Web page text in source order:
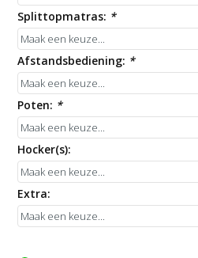
Splittopmatras: *
Afstandsbediening: *
Poten: *
Hocker(s):
Extra: